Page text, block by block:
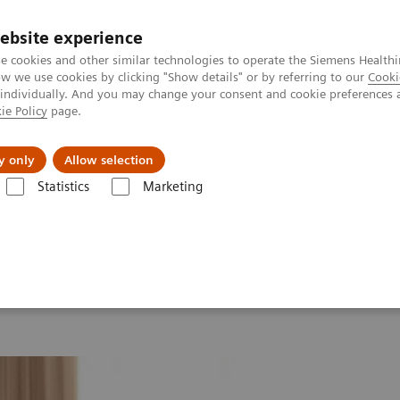
experience
cookies and other similar technologies to operate the Siemens
we use cookies by clicking "Show details" or by referring to our
And you may change your consent and cookie
Policy page.
only Allow selection
Statistics Marketing
Actualités et événements